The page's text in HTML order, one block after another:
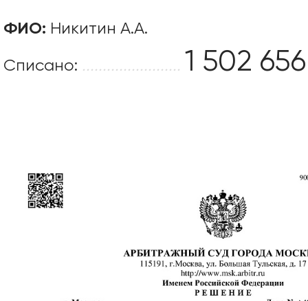
ФИО: Никитин А.А.
Списано: ........................ 1 502